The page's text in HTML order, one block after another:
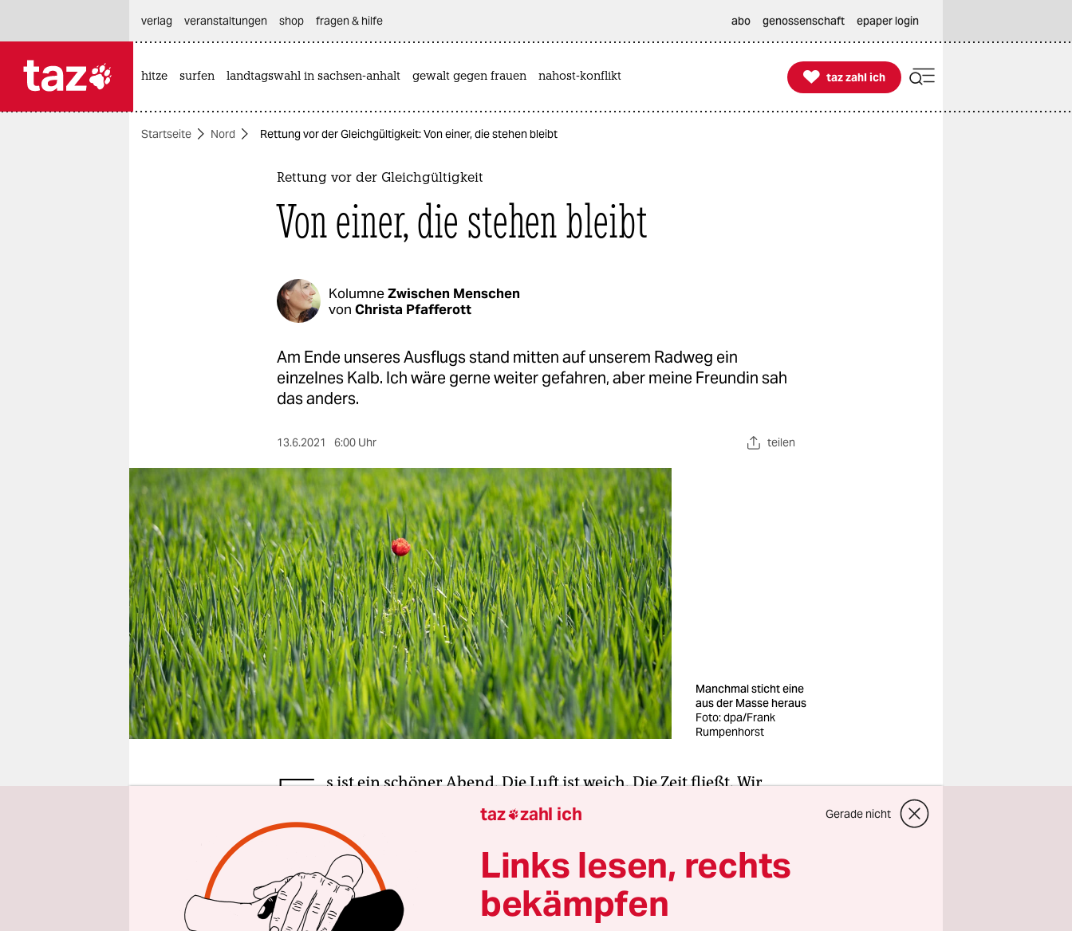
themen
verlag
verlag
veranstaltungen
shop
fragen & hilfe
unterstützen
abo
genossenschaft
epaper login
verlag
veranstaltungen shop fragen & hilfe abo genossenschaft epaper login
hitze surfen landtagswahl in sachsen-anhalt gewalt gegen frauen nahost-konflikt 
taz zahl ich
taz zahl ich
Startseite Nord Rettung vor der Gleichgültigkeit: Von einer, die stehen bleibt
Rettung vor der Gleichgültigkeit
Von einer, die stehen bleibt
KolumneZwischen Menschen
von Christa Pfafferott
Am Ende unseres Ausflugs stand mitten auf unserem Radweg ein
einzelnes Kalb. Ich wäre gerne weiter gefahren, aber meine Freundin sah
das anders.
13.6.2021 6:00 Uhr teilen
Manchmal sticht eine
aus der Masse heraus
Foto: dpa/Frank
Rumpenhorst
E s ist ein schöner Abend. Die Luft ist weich. Die Zeit fließt. Wir
sind zu viert auf Rädern unterwegs und schwirren voran auf
dem Radweg. Durch den Duft von Grün, entlang am Bach und
an eingezäunten Wiesen. Dann ist etwas falsch. Das Bild vor uns
stimmt nicht. Da ist ein Kalb auf dem Weg. Es steht nicht hinter dem
Zaun auf der Wiese, sondern vor dem Zaun. Klein und weiß. Und allein.
Das Gatter hinter ihm ist offen.
taz zahl ich Gerade nicht
Links lesen, rechts
bekämpfen